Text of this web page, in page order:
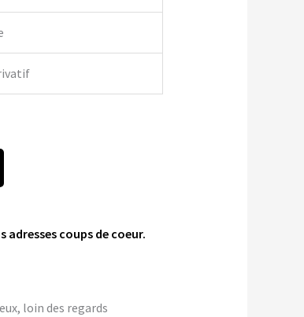
coups de coeur.
loin des regards